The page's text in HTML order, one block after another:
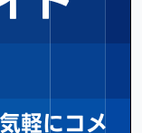
軽にコメ